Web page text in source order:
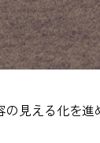
見える化を